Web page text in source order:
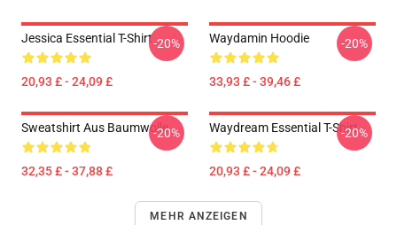
Jessica Essential T-Shirt
20,93 £ - 24,09 £
-20% Waydamin Hoodie
33,93 £ - 39,46 £
-20%
Sweatshirt Aus Baumwolle
32,35 £ - 37,88 £
-20% Waydream Essential T-Shirt
20,93 £ - 24,09 £
-20%
MEHR ANZEIGEN